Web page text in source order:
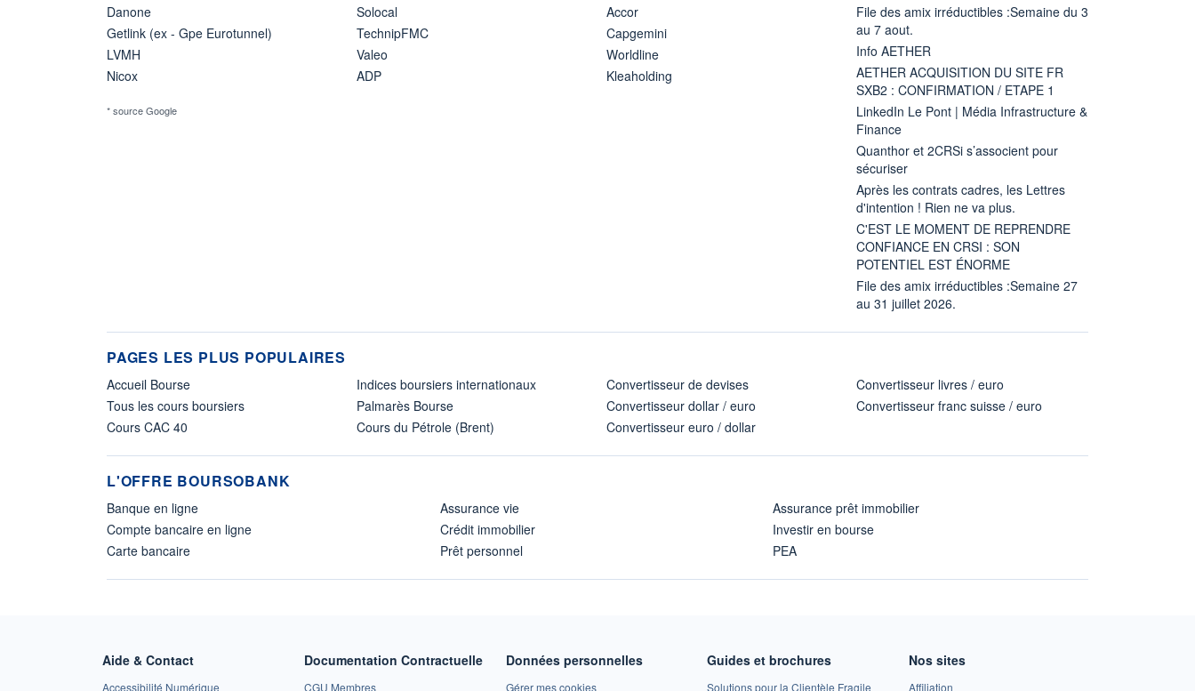
Danone
Getlink (ex - Gpe Eurotunnel)
LVMH
Nicox
Solocal
TechnipFMC
Valeo
ADP
Accor
Capgemini
Worldline
Kleaholding
* source Google
File des amix irréductibles :Semaine du 3
au 7 aout.
Info AETHER
AETHER ACQUISITION DU SITE FR
SXB2 : CONFIRMATION / ETAPE 1
LinkedIn Le Pont | Média Infrastructure &
Finance
Quanthor et 2CRSi s’associent pour
sécuriser
Après les contrats cadres, les Lettres
d'intention ! Rien ne va plus.
C'EST LE MOMENT DE REPRENDRE
CONFIANCE EN CRSI : SON
POTENTIEL EST ÉNORME
File des amix irréductibles :Semaine 27
au 31 juillet 2026.
PAGES LES PLUS POPULAIRES
Accueil Bourse
Tous les cours boursiers
Cours CAC 40
Indices boursiers internationaux
Palmarès Bourse
Cours du Pétrole (Brent)
Convertisseur de devises
Convertisseur dollar / euro
Convertisseur euro / dollar
Convertisseur livres / euro
Convertisseur franc suisse / euro
L'OFFRE BOURSOBANK
Banque en ligne
Compte bancaire en ligne
Carte bancaire
Assurance vie
Crédit immobilier
Prêt personnel
Assurance prêt immobilier
Investir en bourse
PEA
Aide & Contact
Accessibilité Numérique
Documentation Contractuelle
CGU Membres
Données personnelles
Gérer mes cookies
Guides et brochures
Solutions pour la Clientèle Fragile
Nos sites
Affiliation